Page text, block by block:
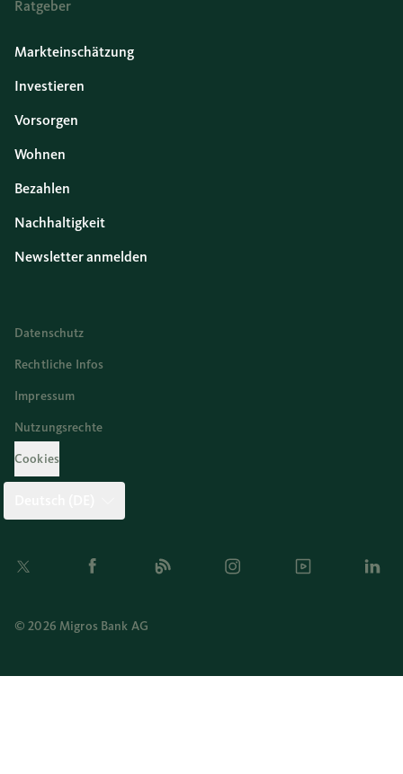
Ratgeber
Markteinschätzung
Investieren
Vorsorgen
Wohnen
Bezahlen
Nachhaltigkeit
Newsletter anmelden
Datenschutz
Rechtliche Infos
Impressum
Nutzungsrechte
Cookies
Twitter Facebook Blog Instagram Youtube
© 2026 Migros Bank AG